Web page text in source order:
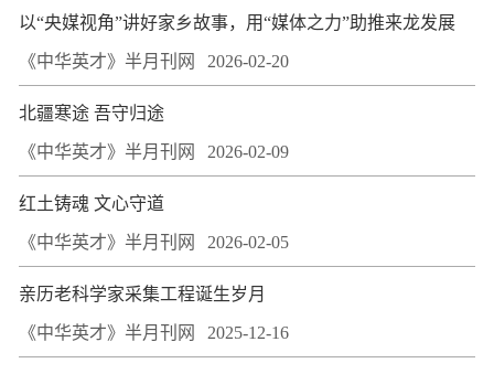
​以“央媒视角”讲好家乡故事，用“媒体之力”助推来龙发展
《中华英才》半月刊网 2026-02-20
北疆寒途 吾守归途
《中华英才》半月刊网 2026-02-09
红土铸魂 文心守道
《中华英才》半月刊网 2026-02-05
亲历老科学家采集工程诞生岁月
《中华英才》半月刊网 2025-12-16